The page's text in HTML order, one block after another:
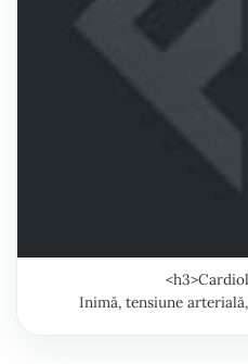
Inimă, tensiune